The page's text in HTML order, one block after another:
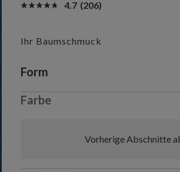
4.7 (206)
Ihr Baumschmuck
Variant selection
Form
Farbe
Vorherige Abschnitte